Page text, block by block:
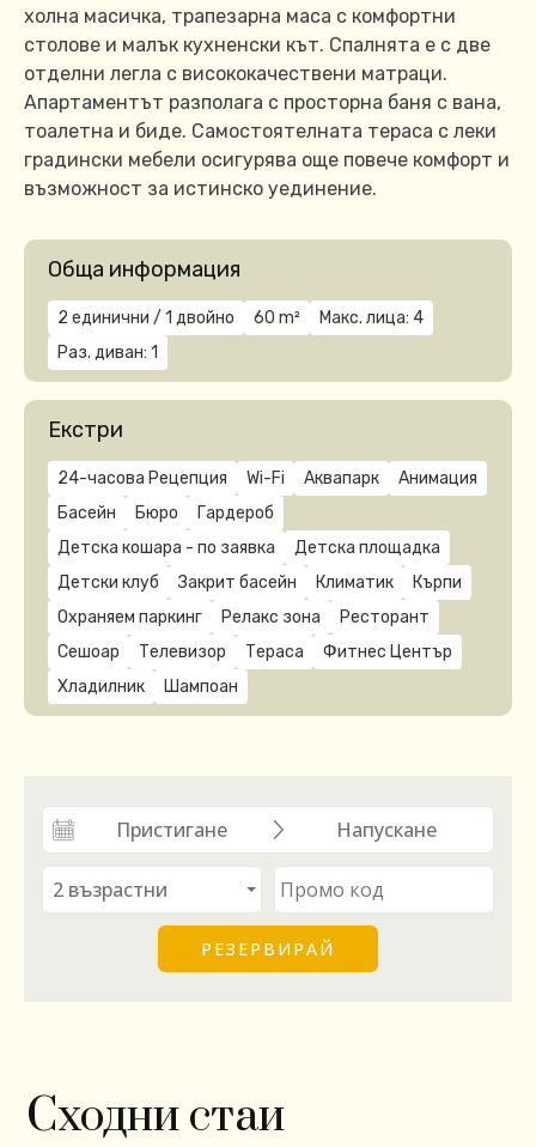
холна масичка, трапезарна маса с комфортни
столове и малък кухненски кът. Спалнята е с две
отделни легла с висококачествени матраци.
Апартаментът разполага с просторна баня с вана,
тоалетна и биде. Самостоятелната тераса с леки
градински мебели осигурява още повече комфорт и
възможност за истинско уединение.
Обща информация
2 единични / 1 двойнo 60 m²
Макс. лица: 4
Раз. диван: 1
Екстри
24-часова Рецепция Wi-Fi Аквапарк
Анимация
Басейн
Бюро
Гардероб
Детска кошара - по заявка
Детска площадка
Детски клуб
Закрит басейн Климатик
Кърпи
Охраняем паркинг
Релакс зона
Ресторант
Сешоар
Телевизор Тераса
Фитнес Център
Хладилник
Шампоан
Сходни стаи